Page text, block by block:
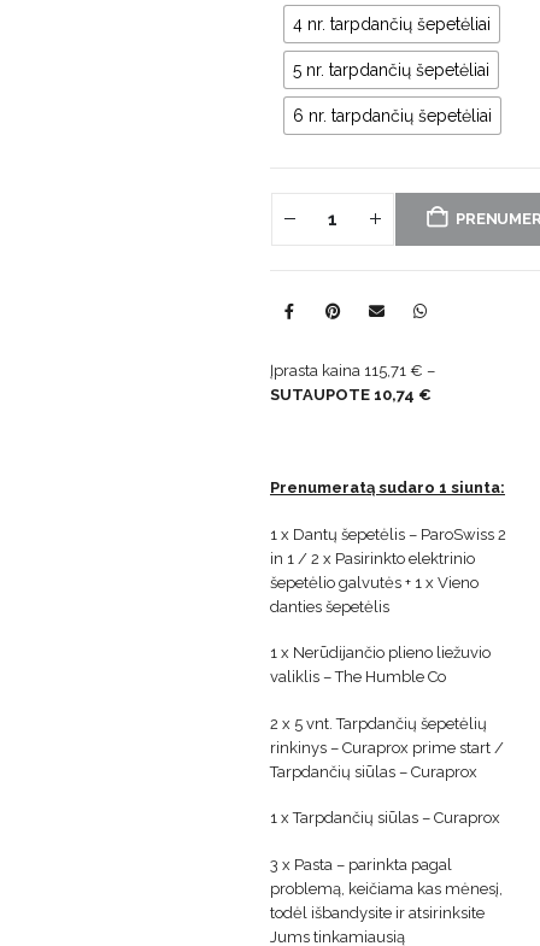
4 nr. tarpdančių šepetėliai
5 nr. tarpdančių šepetėliai
6 nr. tarpdančių šepetėliai
Įprasta kaina 115,71 € –
SUTAUPOTE 10,74 €
Prenumeratą sudaro 1 siunta:
1 x Dantų šepetėlis – ParoSwiss 2
in 1 / 2 x Pasirinkto elektrinio
šepetėlio galvutės + 1 x Vieno
danties šepetėlis
1 x Nerūdijančio plieno liežuvio
valiklis – The Humble Co
2 x 5 vnt. Tarpdančių šepetėlių
rinkinys – Curaprox prime start /
Tarpdančių siūlas – Curaprox
1 x Tarpdančių siūlas – Curaprox
3 x Pasta – parinkta pagal
problemą, keičiama kas mėnesį,
todėl išbandysite ir atsirinksite
Jums tinkamiausią